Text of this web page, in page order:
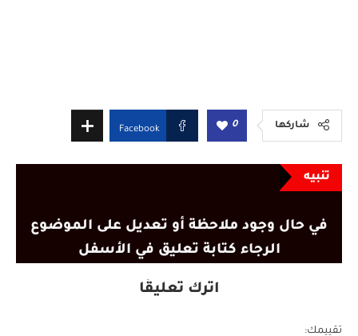
شاركها 0
Facebook
تنبيه
في حال وجود ملاحظة أو تعديل على الموضوع
الرجاء كتابة تعليق في الأسفل
اترك تعليقًا
تقييمك: